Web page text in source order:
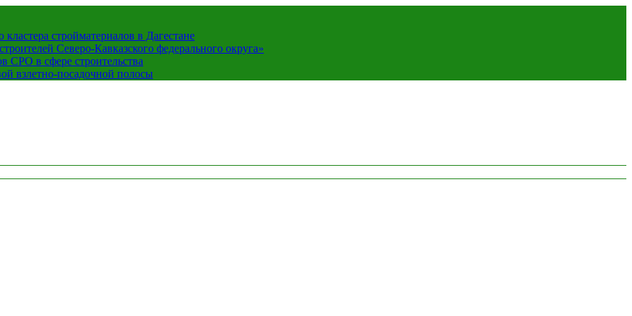
стройматериалов в Дагестане
Северо-Кавказского федерального округа»
СРО в сфере строительства
взлетно-посадочной полосы